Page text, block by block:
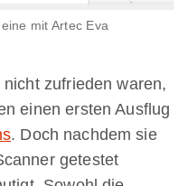
mit Artec Eva
zufrieden waren,
einen ersten Ausflug
. Doch nachdem sie
getestet